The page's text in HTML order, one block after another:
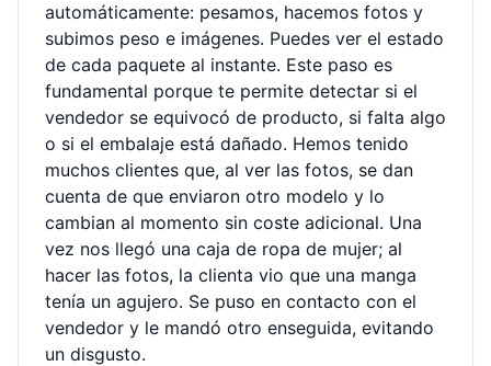
automáticamente: pesamos, hacemos fotos y
subimos peso e imágenes. Puedes ver el estado
de cada paquete al instante. Este paso es
fundamental porque te permite detectar si el
vendedor se equivocó de producto, si falta algo
o si el embalaje está dañado. Hemos tenido
muchos clientes que, al ver las fotos, se dan
cuenta de que enviaron otro modelo y lo
cambian al momento sin coste adicional. Una
vez nos llegó una caja de ropa de mujer; al
hacer las fotos, la clienta vio que una manga
tenía un agujero. Se puso en contacto con el
vendedor y le mandó otro enseguida, evitando
un disgusto.